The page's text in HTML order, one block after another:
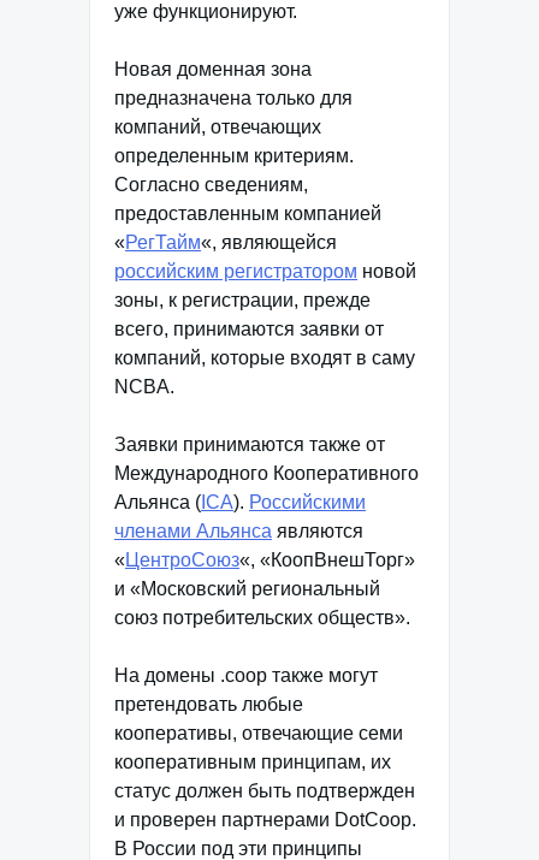
уже функционируют.
Новая доменная зона
предназначена только для
компаний, отвечающих
определенным критериям.
Согласно сведениям,
предоставленным компанией
«РегТайм«, являющейся
российским регистратором новой
зоны, к регистрации, прежде
всего, принимаются заявки от
компаний, которые входят в саму
NCBA.
Заявки принимаются также от
Международного Кооперативного
Альянса ( ICA). Российскими
членами Альянса являются
«ЦентроСоюз«, «КоопВнешТорг»
и «Московский региональный
союз потребительских обществ».
На домены .coop также могут
претендовать любые
кооперативы, отвечающие семи
кооперативным принципам, их
статус должен быть подтвержден
и проверен партнерами DotCoop.
В России под эти принципы